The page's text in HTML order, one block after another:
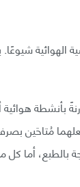
الهوائية
بأنشطة
مُتاحَين
بالطبع، أما